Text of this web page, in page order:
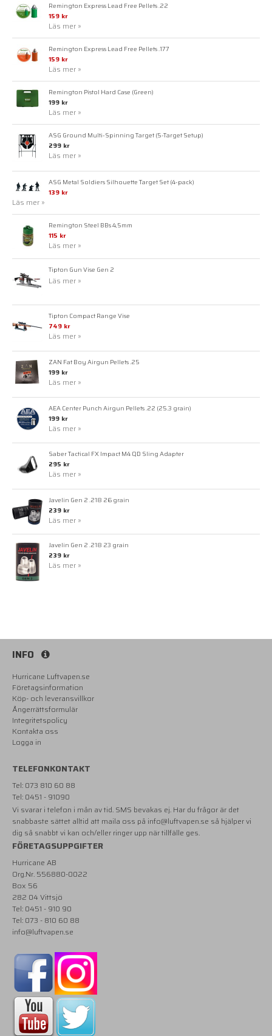
Remington Express Lead Free Pellets .22
159 kr
Läs mer »
Remington Express Lead Free Pellets .177
159 kr
Läs mer »
Remington Pistol Hard Case (Green)
199 kr
Läs mer »
ASG Ground Multi-Spinning Target (5-Target Setup)
299 kr
Läs mer »
ASG Metal Soldiers Silhouette Target Set (4-pack)
139 kr
Läs mer »
Remington Steel BBs 4,5mm
115 kr
Läs mer »
Tipton Gun Vise Gen 2
Läs mer »
Tipton Compact Range Vise
749 kr
Läs mer »
ZAN Fat Boy Airgun Pellets .25
199 kr
Läs mer »
AEA Center Punch Airgun Pellets .22 (25.3 grain)
199 kr
Läs mer »
Saber Tactical FX Impact M4 QD Sling Adapter
295 kr
Läs mer »
Javelin Gen 2 .218 26 grain
239 kr
Läs mer »
Javelin Gen 2 .218 23 grain
239 kr
Läs mer »
INFO
Hurricane Luftvapen.se
Företagsinformation
Köp- och leveransvillkor
Ångerrättsformulär
Integritetspolicy
Kontakta oss
Logga in
TELEFONKONTAKT
Tel: 073 810 60 88
Tel: 0451 - 91090
Vi svarar i telefon i mån av tid. SMS bevakas ej. Har du frågor är det
snabbaste sättet alltid att maila oss på info@luftvapen.se så hjälper vi
dig så snabbt vi kan och/eller ringer upp när tillfälle ges.
FÖRETAGSUPPGIFTER
Hurricane AB
Org.Nr. 556880-0022
Box 56
282 04 Vittsjö
Tel: 0451 - 910 90
Tel: 073 - 810 60 88
info@luftvapen.se